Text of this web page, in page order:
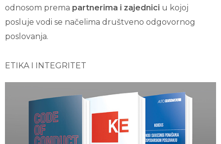
odnosom prema partnerima i zajednici u kojoj
posluje vodi se načelima društveno odgovornog
poslovanja.
ETIKA I INTEGRITET